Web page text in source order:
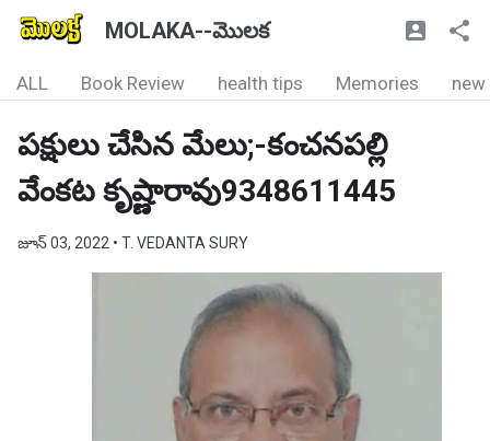
MOLAKA--మొలక
ALL Book Review health tips Memories new
పక్షులు చేసిన మేలు;-కంచనపల్లి
వేంకట కృష్ణారావు9348611445
జూన్ 03, 2022 • T. VEDANTA SURY